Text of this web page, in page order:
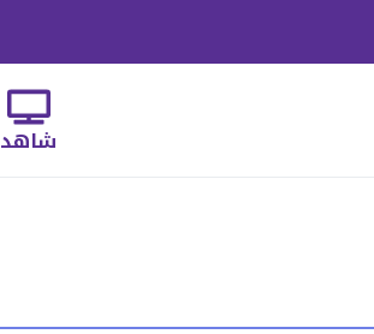
شاهد